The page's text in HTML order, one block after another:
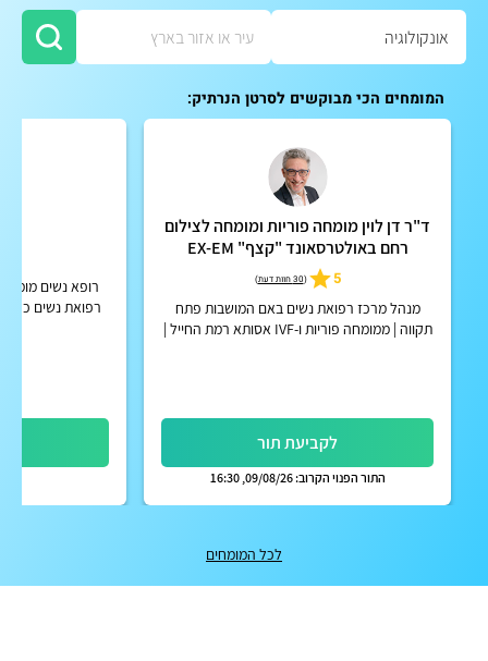
המומחים הכי מבוקשים לסרטן הנרתיק:
ד"ר דן לוין מומחה פוריות ומומחה לצילום
רחם באולטרסאונד "קצף" EX-EM
5
(30 חוות דעת )
מנהל מרכז רפואת נשים באם המושבות פתח
תקווה | ממומחה פוריות ו-IVF אסותא רמת החייל |
לקביעת תור
התור הפנוי הקרוב: 09/08/26, 16:30
רופא נשים מומחה
רפואת נשים
לכל המומחים